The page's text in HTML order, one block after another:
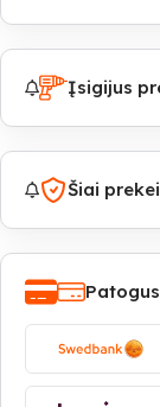
Įsigijus
Šiai